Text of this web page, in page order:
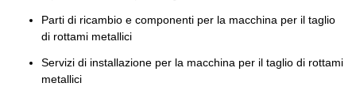
Parti di ricambio e componenti per la macchina per il taglio
di rottami metallici
Servizi di installazione per la macchina per il taglio di rottami
metallici